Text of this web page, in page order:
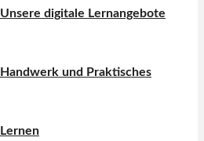
Unsere digitale Lernangebote
Handwerk und Praktisches
Lernen